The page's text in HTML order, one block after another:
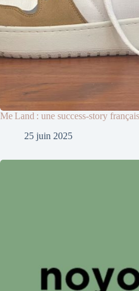
Me Land : une success‑story
25 juin 2025